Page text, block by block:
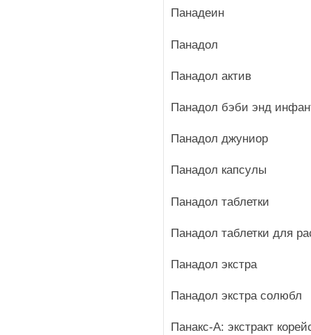
Панадеин
Панадол
Панадол актив
Панадол бэби энд
Панадол джуниор
Панадол капсулы
Панадол таблетки
Панадол таблетки для
Панадол экстра
Панадол экстра солюбл
Панакс-А: экстракт